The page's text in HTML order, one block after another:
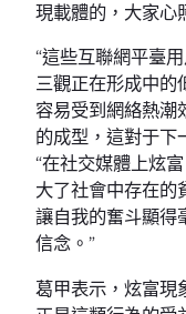
現載體的，大家心
“這些互聯網平臺
三觀正在形成中的
容易受到網絡熱潮
的成型，這對于下
“在社交媒體上炫
大了社會中存在的
讓自我的奮斗顯得
信念。”
葛甲表示，炫富現